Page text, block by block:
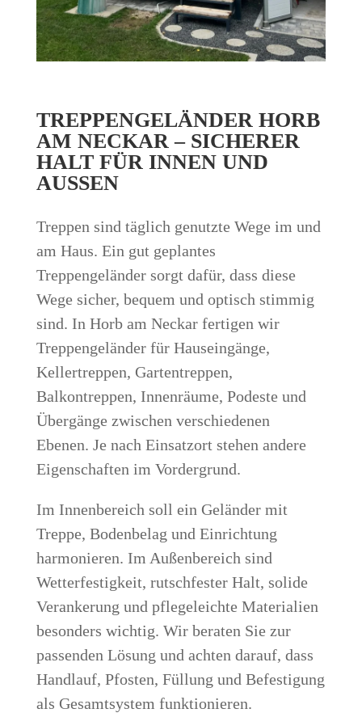
TREPPENGELÄNDER HORB
AM NECKAR – SICHERER
HALT FÜR INNEN UND
AUSSEN
Treppen sind täglich genutzte Wege im und
am Haus. Ein gut geplantes
Treppengeländer sorgt dafür, dass diese
Wege sicher, bequem und optisch stimmig
sind. In Horb am Neckar fertigen wir
Treppengeländer für Hauseingänge,
Kellertreppen, Gartentreppen,
Balkontreppen, Innenräume, Podeste und
Übergänge zwischen verschiedenen
Ebenen. Je nach Einsatzort stehen andere
Eigenschaften im Vordergrund.
Im Innenbereich soll ein Geländer mit
Treppe, Bodenbelag und Einrichtung
harmonieren. Im Außenbereich sind
Wetterfestigkeit, rutschfester Halt, solide
Verankerung und pflegeleichte Materialien
besonders wichtig. Wir beraten Sie zur
passenden Lösung und achten darauf, dass
Handlauf, Pfosten, Füllung und Befestigung
als Gesamtsystem funktionieren.